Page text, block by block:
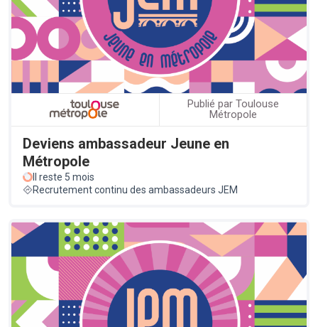
Publié par Toulouse
Métropole
Deviens ambassadeur Jeune en
Métropole
Il reste 5 mois
Recrutement continu des ambassadeurs JEM